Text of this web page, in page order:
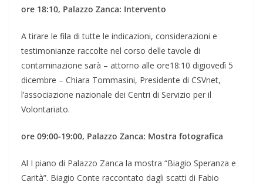
ore 18:10, Palazzo Zanca: Intervento
A tirare le fila di tutte le indicazioni, considerazioni e
testimonianze raccolte nel corso delle tavole di
contaminazione sarà – attorno alle ore18:10 digiovedì 5
dicembre – Chiara Tommasini, Presidente di CSVnet,
l’associazione nazionale dei Centri di Servizio per il
Volontariato.
ore 09:00-19:00, Palazzo Zanca: Mostra fotografica
Al I piano di Palazzo Zanca la mostra “Biagio Speranza e
Carità”. Biagio Conte raccontato dagli scatti di Fabio